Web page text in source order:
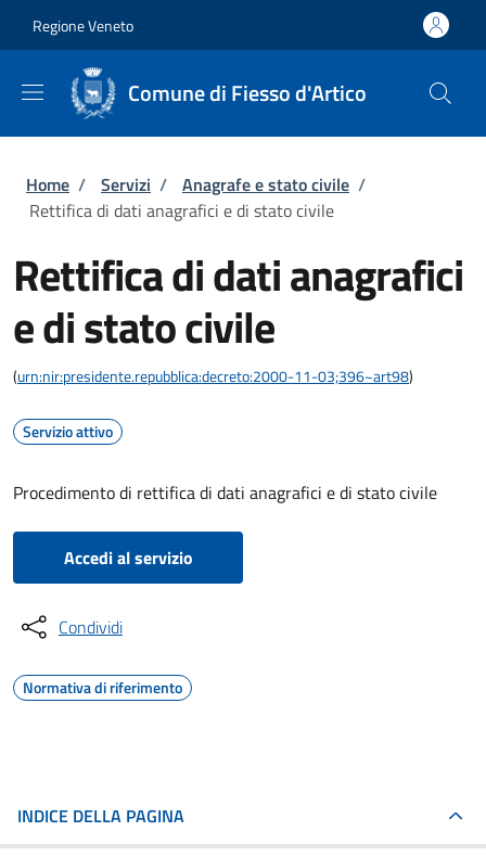
Regione Veneto
Comune di Fiesso d'Artico
Briciole di pane
Home / Servizi / Anagrafe e stato civile /
Rettifica di dati anagrafici e di stato civile
Rettifica di dati anagrafici
e di stato civile
(urn:nir:presidente.repubblica:decreto:2000-11-03;396~art98)
Servizio attivo
Procedimento di rettifica di dati anagrafici e di stato civile
Accedi al servizio
Condividi
Normativa di riferimento
INDICE DELLA PAGINA